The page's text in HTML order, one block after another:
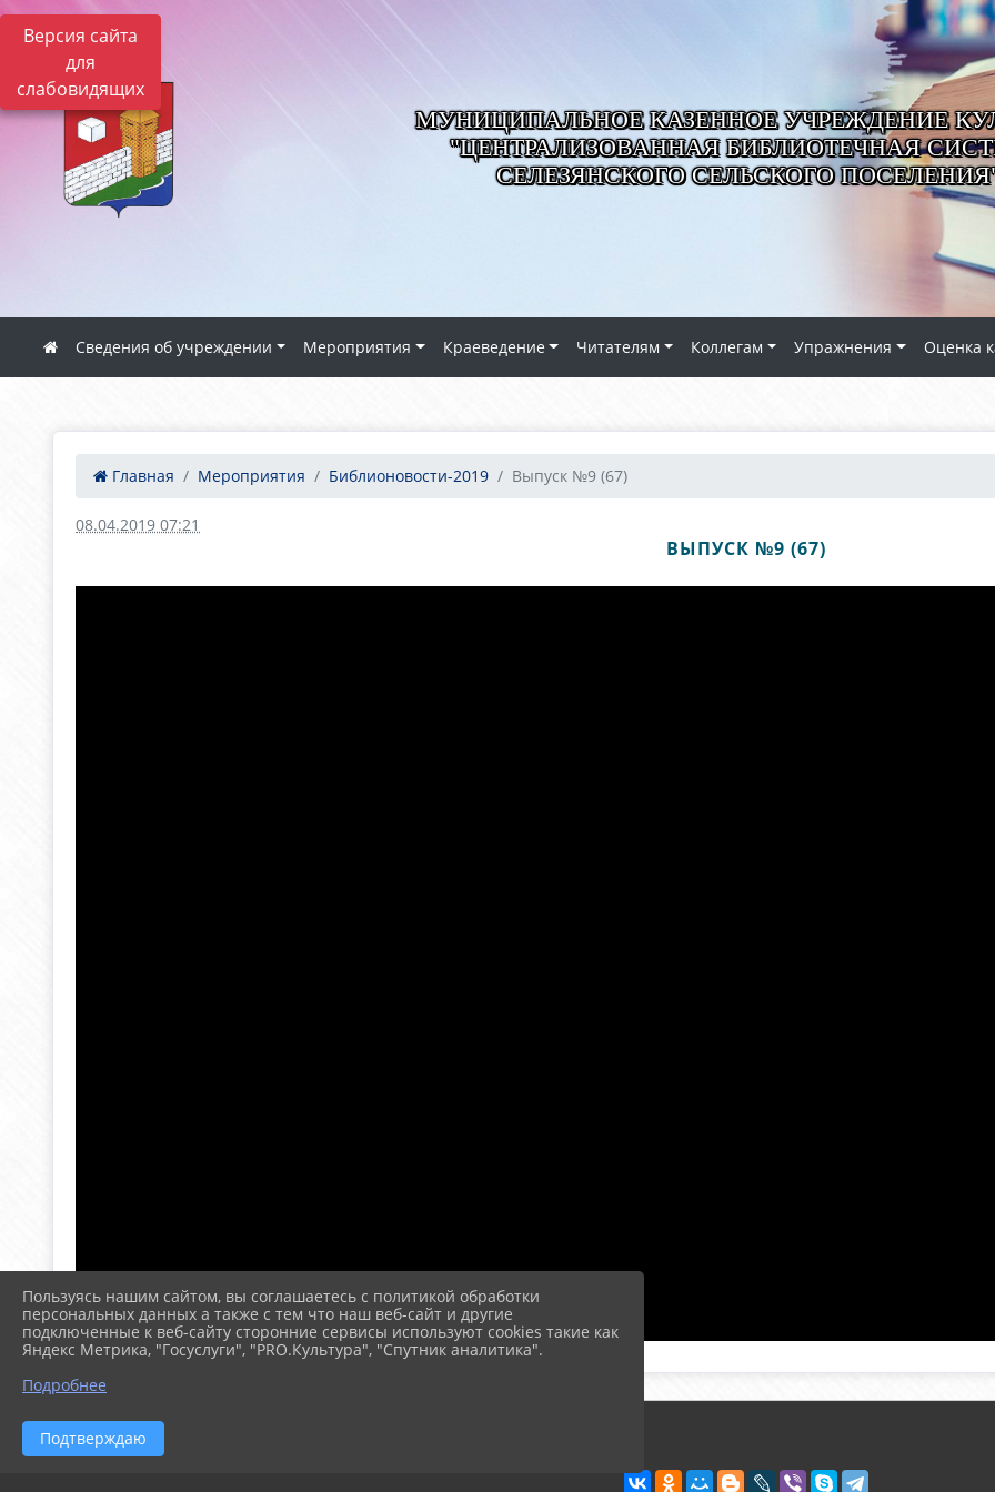
Версия сайта
для
слабовидящих
МУНИЦИПАЛЬНОЕ КАЗЕННОЕ УЧРЕЖДЕНИЕ
"ЦЕНТРАЛИЗОВАННАЯ БИБЛИОТЕЧНАЯ
СЕЛЕЗЯНСКОГО СЕЛЬСКОГО
Сведения об учреждении Мероприятия Краеведение Читателям Коллегам Упражнения Оценка
Главная Мероприятия Библионовости-2019 Выпуск №9 (67)
08.04.2019 07:21
ВЫПУСК №9 (67)
Пользуясь нашим сайтом, вы соглашаетесь с политикой обработки
персональных данных а также с тем что наш веб-сайт и другие
подключенные к веб-сайту сторонние сервисы используют cookies такие как
Яндекс Метрика, "Госуслуги", "PRO.Культура", "Спутник аналитика".
Подробнее
Подтверждаю